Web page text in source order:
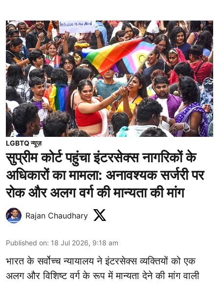
LGBTQ न्यूज़
सुप्रीम कोर्ट पहुंचा इंटरसेक्स नागरिकों के
अधिकारों का मामला: अनावश्यक सर्जरी पर
रोक और अलग वर्ग की मान्यता की मांग
Rajan Chaudhary
Published on: 18 Jul 2026, 9:18 am
भारत के सर्वोच्च न्यायालय ने इंटरसेक्स व्यक्तियों को एक
अलग और विशिष्ट वर्ग के रूप में मान्यता देने की मांग वाली